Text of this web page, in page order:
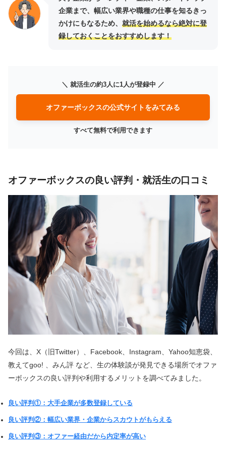
企業まで、幅広い業界や職種の仕事を知るきっ
かけにもなるため、 就活を始めるなら絶対に登
録しておくことをおすすめします！
＼ 就活生の約3人に1人が登録中 ／
オファーボックスの公式サイトをみてみる
すべて無料で利用できます
オファーボックスの良い評判・就活生の口コミ
今回は、X（旧Twitter）、Facebook、Instagram、Yahoo知恵袋、
教えてgoo! 、みん評 など、生の体験談が発見できる場所でオファ
ーボックスの良い評判や利用するメリットを調べてみました。
良い評判①：大手企業が多数登録している
良い評判②：幅広い業界・企業からスカウトがもらえる
良い評判③：オファー経由だから内定率が高い